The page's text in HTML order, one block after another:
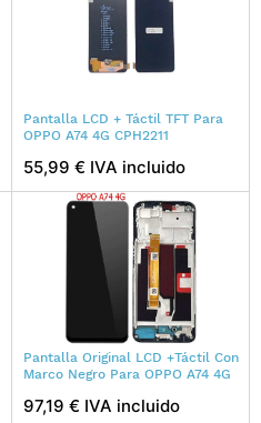
Pantalla LCD + Táctil TFT Para
OPPO A74 4G CPH2211
55,99 € IVA incluido
Pantalla Original LCD +Táctil Con
Marco Negro Para OPPO A74 4G
97,19 € IVA incluido